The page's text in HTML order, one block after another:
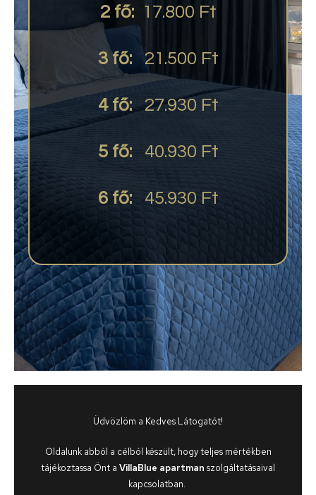
2 fő: 17.800 Ft
3 fő:21.500 Ft
4 fő:27.930 Ft
5 fő: 40.930 Ft
6 fő: 45.930 Ft
Üdvözlöm a Kedves Látogatót!
Oldalunk abból a célból készült, hogy teljes mértékben
tájékoztassa Önt a VillaBlue apartman szolgáltatásaival
kapcsolatban.